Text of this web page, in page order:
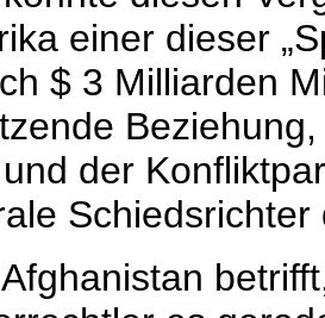
einer dieser
$ 3 Milliarden
der